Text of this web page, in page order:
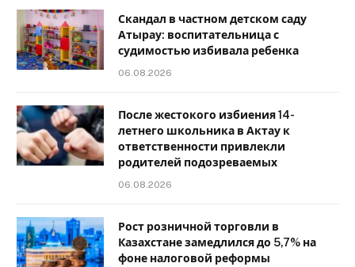
Скандал в частном детском саду
Атырау: воспитательница с
судимостью избивала ребенка
06.08.2026
После жестокого избиения 14-
летнего школьника в Актау к
ответственности привлекли
родителей подозреваемых
06.08.2026
Рост розничной торговли в
Казахстане замедлился до 5,7% на
фоне налоговой реформы